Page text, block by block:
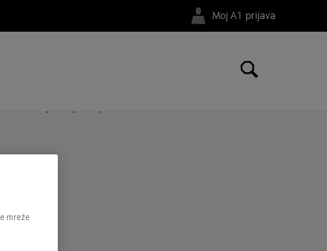
Moj A1 prijava
PUK, pohranu kontakt brojeva?
mreže